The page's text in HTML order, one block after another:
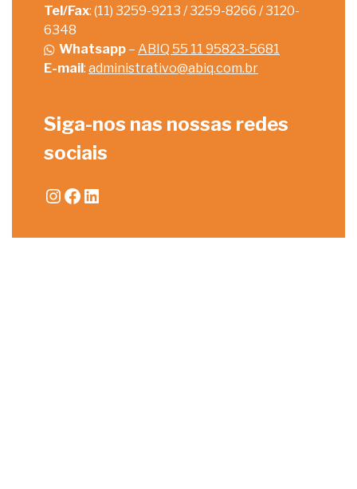
Tel/Fax: (11) 3259-9213 / 3259-8266 / 3120-
6348
Whatsapp – ABIQ 55 11 95823-5681
E-mail: administrativo@abiq.com.br
Siga-nos nas nossas redes
sociais
Instagram
Facebook
LinkedIn